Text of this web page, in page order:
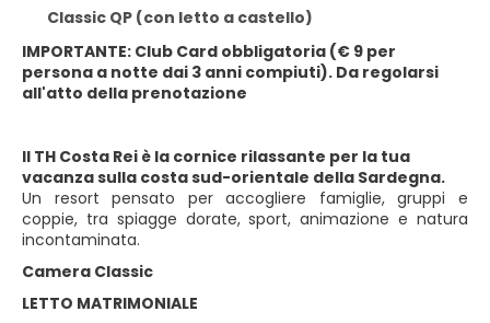
Classic QP (con letto a castello)
IMPORTANTE: Club Card obbligatoria (€ 9 per
persona a notte dai 3 anni compiuti). Da regolarsi
all'atto della prenotazione
Il TH Costa Rei è la cornice rilassante per la tua
vacanza sulla costa sud-orientale della Sardegna.
Un resort pensato per accogliere famiglie, gruppi e
coppie, tra spiagge dorate, sport, animazione e natura
incontaminata.
Camera Classic
LETTO MATRIMONIALE